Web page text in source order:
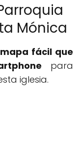
Mónica
mapa fácil que
para
iglesia.